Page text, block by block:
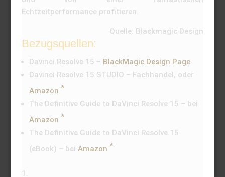
Echtzeitperformance profitieren.
Quelle: Blackmagic Design
Bezugsquellen:
Davinci Resolve 15 – BlackMagic Design Page
Davinci Resolve 15 STUDIO – Fachhandel, oder
Amazon
The Definitive Guide to DaVinci Resolve 15 – bei
Amazon
The Definitive Guide to DaVinci Resolve 15
(eBook) – bei Amazon